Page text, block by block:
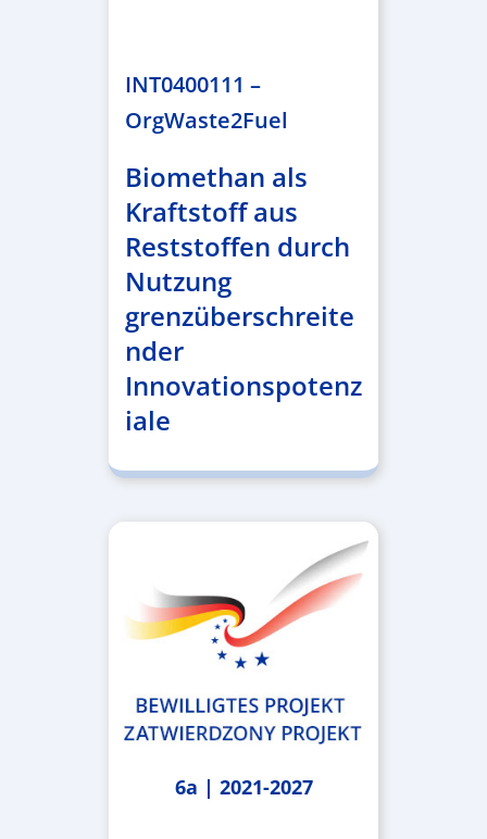
INT0400111 –
OrgWaste2Fuel
Biomethan als
Kraftstoff aus
Reststoffen durch
Nutzung
grenzüberschreite
nder
Innovationspotenz
iale
6a | 2021-2027